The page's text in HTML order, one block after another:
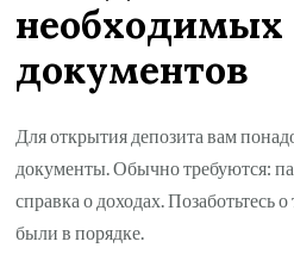
необходимых
документов
Для открытия депозита вам
документы. Обычно требуются:
справка о доходах. Позаботьтесь
были в порядке.